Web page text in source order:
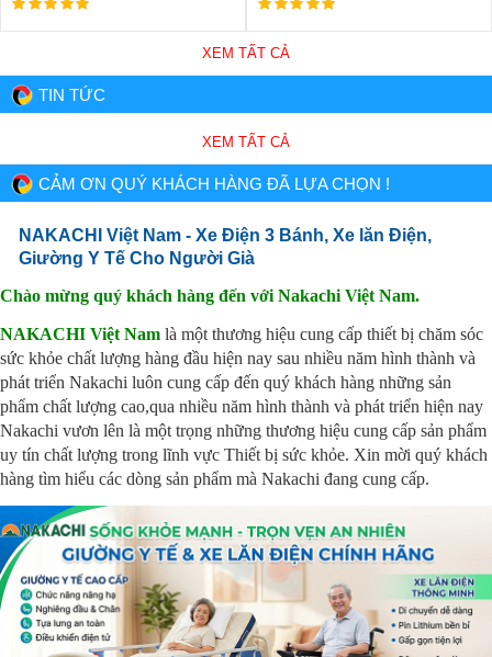
XEM TẤT CẢ
TIN TỨC
XEM TẤT CẢ
CẢM ƠN QUÝ KHÁCH HÀNG ĐÃ LỰA CHỌN !
NAKACHI Việt Nam - Xe Điện 3 Bánh, Xe lăn Điện,
Giường Y Tế Cho Người Già
Chào mừng quý khách hàng đến với Nakachi Việt Nam.
NAKACHI Việt Nam là một thương hiệu cung cấp thiết bị chăm sóc
sức khỏe chất lượng hàng đầu hiện nay sau nhiều năm hình thành và
phát triển Nakachi luôn cung cấp đến quý khách hàng những sản
phẩm chất lượng cao,qua nhiều năm hình thành và phát triển hiện nay
Nakachi vươn lên là một trọng những thương hiệu cung cấp sản phẩm
uy tín chất lượng trong lĩnh vực Thiết bị sức khỏe. Xin mời quý khách
hàng tìm hiểu các dòng sản phẩm mà Nakachi đang cung cấp.